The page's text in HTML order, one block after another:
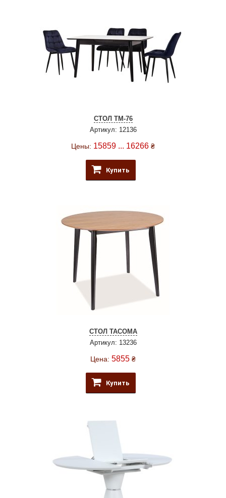
СТОЛ TM-76
Артикул: 12136
Цены: 15859 ... 16266 ₴
Купить
СТОЛ TACOMA
Артикул: 13236
Цена: 5855 ₴
Купить